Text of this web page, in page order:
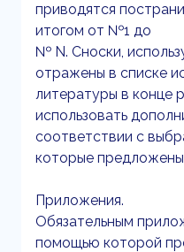
приводятся
итогом от №1 до
№ N. Сноски,
отражены в списке
литературы в конце
использовать
соответствии с
которые предложены
Приложения.
Обязательным
помощью которой